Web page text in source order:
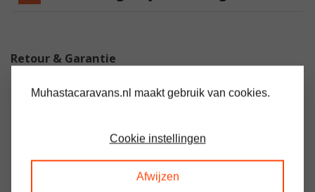
Retour & Garantie
Muhastacaravans.nl maakt gebruik van cookies.
Cookie instellingen
Afwijzen